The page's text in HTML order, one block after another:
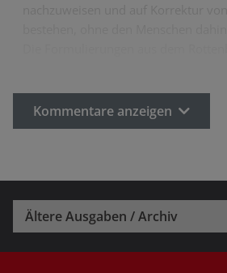
Kommentare anzeigen
Ältere Ausgaben / Archiv